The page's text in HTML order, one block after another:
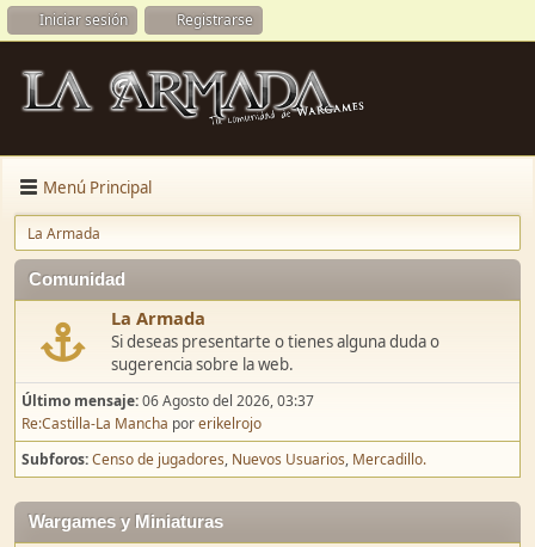
Iniciar sesión Registrarse
Menú Principal
La Armada
Comunidad
La Armada
Si deseas presentarte o tienes alguna duda o
sugerencia sobre la web.
Último mensaje:06 Agosto del 2026, 03:37
Re:Castilla-La Mancha porerikelrojo
Subforos Censo de jugadores Nuevos Usuarios Mercadillo.
Wargames y Miniaturas